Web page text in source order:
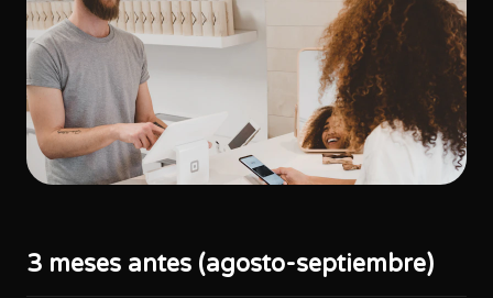
3 meses antes (agosto-septiembre)